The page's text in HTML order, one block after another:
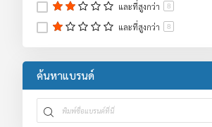
งานจราจร 72
อุปกรณ์กั้นพื้นที่
อุปกรณ์โรงงาน
และที่สูงกว่า 8
และที่สูงกว่า 8
ค้นหาแบรนด์